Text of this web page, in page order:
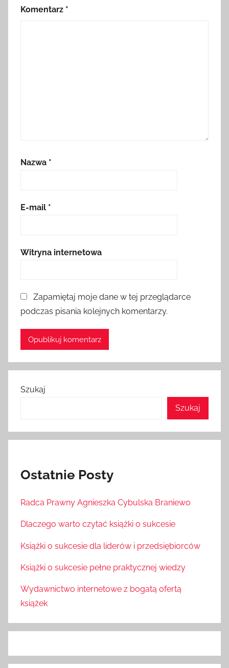
Komentarz *
Nazwa *
E-mail *
Witryna internetowa
Zapamiętaj moje dane w tej przeglądarce
podczas pisania kolejnych komentarzy.
Szukaj
Szukaj
Ostatnie Posty
Radca Prawny Agnieszka Cybulska Braniewo
Dlaczego warto czytać książki o sukcesie
Książki o sukcesie dla liderów i przedsiębiorców
Książki o sukcesie pełne praktycznej wiedzy
Wydawnictwo internetowe z bogatą ofertą
książek